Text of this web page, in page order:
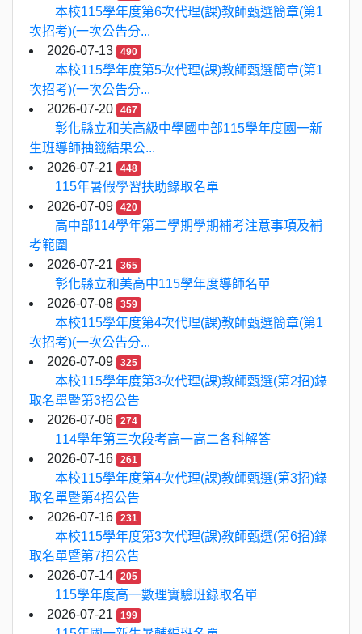
本校115學年度第6次代理(課)教師甄選簡章(第1
次招考)(一次公告分...
2026-07-13
490
本校115學年度第5次代理(課)教師甄選簡章(第1
次招考)(一次公告分...
2026-07-20
467
彰化縣立和美高級中學國中部115學年度國一新
生班導師抽籤結果公...
2026-07-21
448
115年暑假學習扶助錄取名單
2026-07-09
420
高中部114學年第二學期學期補考注意事項及補
考範圍
2026-07-21
365
彰化縣立和美高中115學年度導師名單
2026-07-08
359
本校115學年度第4次代理(課)教師甄選簡章(第1
次招考)(一次公告分...
2026-07-09
325
本校115學年度第3次代理(課)教師甄選(第2招)錄
取名單暨第3招公告
2026-07-06
274
114學年第三次段考高一高二各科解答
2026-07-16
261
本校115學年度第4次代理(課)教師甄選(第3招)錄
取名單暨第4招公告
2026-07-16
231
本校115學年度第3次代理(課)教師甄選(第6招)錄
取名單暨第7招公告
2026-07-14
205
115學年度高一數理實驗班錄取名單
2026-07-21
199